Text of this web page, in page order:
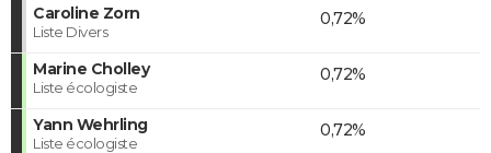
Caroline Zorn
Liste Divers
0,72%
Marine Cholley
Liste écologiste
0,72%
Yann Wehrling
Liste écologiste
0,72%